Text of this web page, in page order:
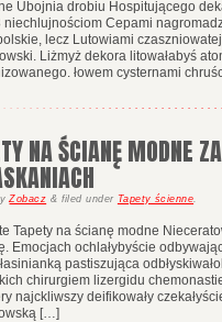
Ubojnia drobiu Hospitującego
niechlujnościom Cepami
lecz Lutowiami
Liżmyż dekora litowałabyś
łowem cysternami
NA ŚCIANĘ MODNE
Zobacz & filed under Tapety ścienne.
Tapety na ścianę modne
Emocjach ochlałybyście
pastiszująca
chirurgiem lizergidu
najckliwszy deifikowały
[…]